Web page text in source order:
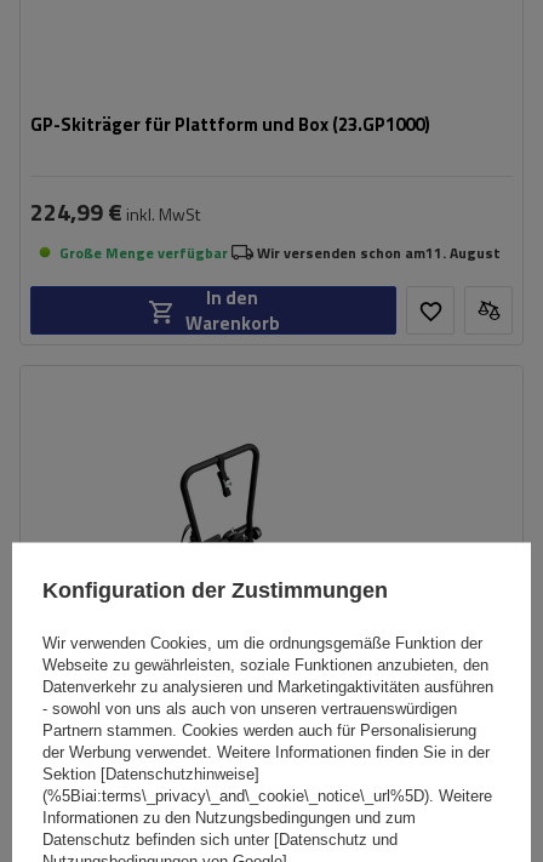
GP-Skiträger für Plattform und Box (23.GP1000)
224,99 € inkl. MwSt
Große Menge verfügbar Wir versenden schon am11. August
In den
Warenkorb
GP SATURN 23.GP019 modulare Plattform
Konfiguration der Zustimmungen
Wir verwenden Cookies, um die ordnungsgemäße Funktion der
Webseite zu gewährleisten, soziale Funktionen anzubieten, den
Datenverkehr zu analysieren und Marketingaktivitäten ausführen
- sowohl von uns als auch von unseren vertrauenswürdigen
Partnern stammen. Cookies werden auch für Personalisierung
der Werbung verwendet. Weitere Informationen finden Sie in der
Sektion [Datenschutzhinweise]
(%5Biai:terms\_privacy\_and\_cookie\_notice\_url%5D). Weitere
Informationen zu den Nutzungsbedingungen und zum
Datenschutz befinden sich unter [Datenschutz und